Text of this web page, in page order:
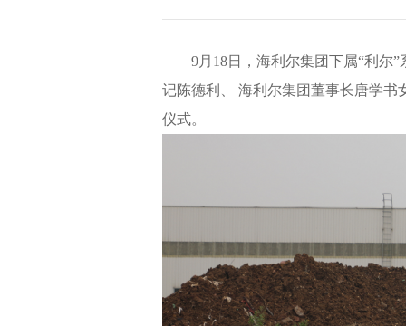
9月18日，海利尔集团下属“利尔
记陈德利、 海利尔集团董事长唐学
仪式。